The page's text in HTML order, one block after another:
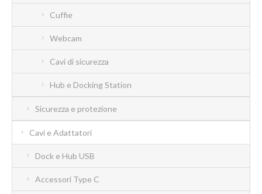
Cuffie
Webcam
Cavi di sicurezza
Hub e Docking Station
Sicurezza e protezione
Cavi e Adattatori
Dock e Hub USB
Accessori Type C